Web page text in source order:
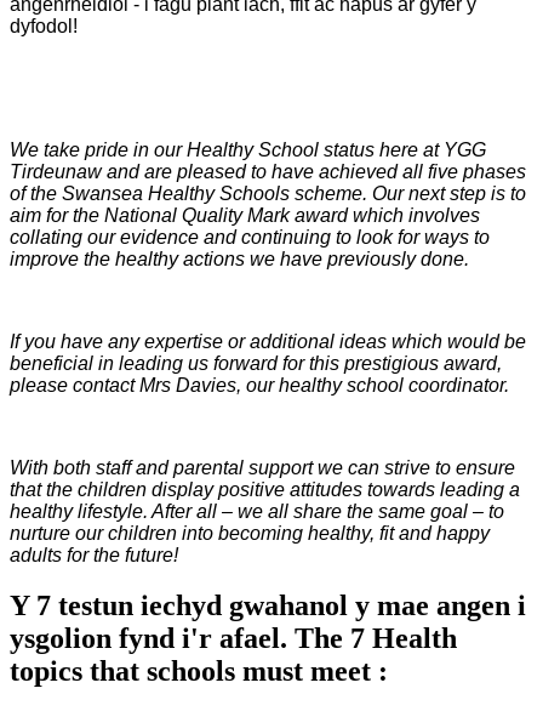
dyfodol!
We take pride in our Healthy School status here at YGG
Tirdeunaw and are pleased to have achieved all five phases
of the Swansea Healthy Schools scheme. Our next step is to
aim for the National Quality Mark award which involves
collating our evidence and continuing to look for ways to
improve the healthy actions we have previously done.
If you have any expertise or additional ideas which would be
beneficial in leading us forward for this prestigious award,
please contact Mrs Davies, our healthy school coordinator.
With both staff and parental support we can strive to ensure
that the children display positive attitudes towards leading a
healthy lifestyle. After all – we all share the same goal – to
nurture our children into becoming healthy, fit and happy
adults for the future!
Y 7 testun iechyd gwahanol y mae angen i
ysgolion fynd i'r afael. The 7 Health
topics that schools must meet :